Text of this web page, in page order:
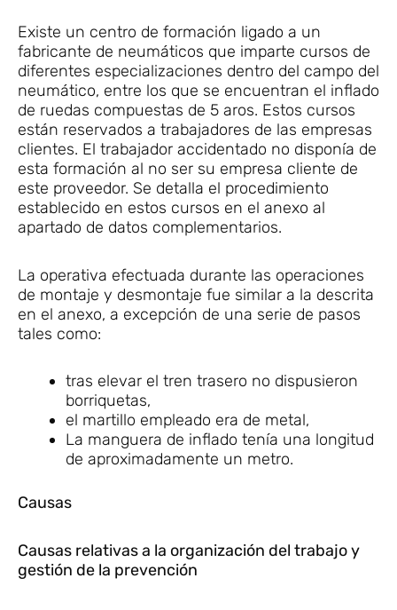
Existe un centro de formación ligado a un
fabricante de neumáticos que imparte cursos de
diferentes especializaciones dentro del campo del
neumático, entre los que se encuentran el inflado
de ruedas compuestas de 5 aros. Estos cursos
están reservados a trabajadores de las empresas
clientes. El trabajador accidentado no disponía de
esta formación al no ser su empresa cliente de
este proveedor. Se detalla el procedimiento
establecido en estos cursos en el anexo al
apartado de datos complementarios.
La operativa efectuada durante las operaciones
de montaje y desmontaje fue similar a la descrita
en el anexo, a excepción de una serie de pasos
tales como:
tras elevar el tren trasero no dispusieron
borriquetas,
el martillo empleado era de metal,
La manguera de inflado tenía una longitud
de aproximadamente un metro.
Causas
Causas relativas a la organización del trabajo y
gestión de la prevención